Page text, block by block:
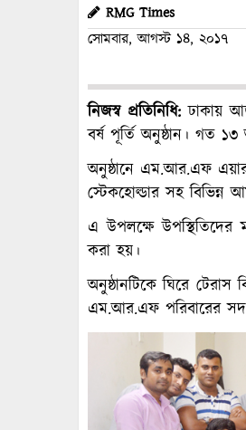
RMG Times
সোমবার, আগস্ট ১৪, ২০১৭
নিজস্বপ্রতিনিধি: ঢাকায়
বর্ষ পূর্তি অনুষ্ঠান। গত
অনুষ্ঠানে এম.আর.এফ এয়ার
স্টেকহোল্ডার সহ বিভিন্ন
এ উপলক্ষে
করা হয়।
অনুষ্ঠানটিকে ঘিরে
এম.আর.এফ পরিবারের